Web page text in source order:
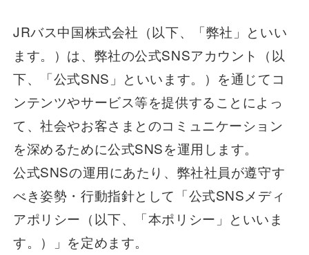
路線バス
観光周遊バス
空港連絡バス
貸切バス
JRバス中国株式会社（以下、「弊社」といい
ます。）は、弊社の公式SNSアカウント（以
下、「公式SNS」といいます。）を通じてコ
ンテンツやサービス等を提供することによっ
て、社会やお客さまとのコミュニケーション
を深めるために公式SNSを運用します。
公式SNSの運用にあたり、弊社社員が遵守す
べき姿勢・行動指針として「公式SNSメディ
アポリシー（以下、「本ポリシー」といいま
す。）」を定めます。